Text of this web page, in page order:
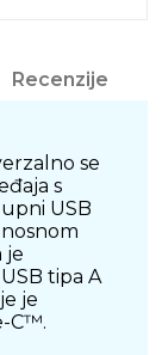
Recenzije
se
s
USB
je
tipa A
je
C™.